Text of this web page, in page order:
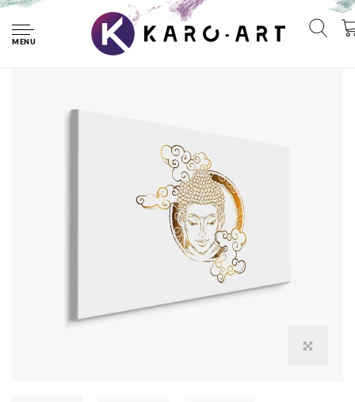
MENU
Schilderij - Boeddha in de Wolken, Premium Print, 5 maten